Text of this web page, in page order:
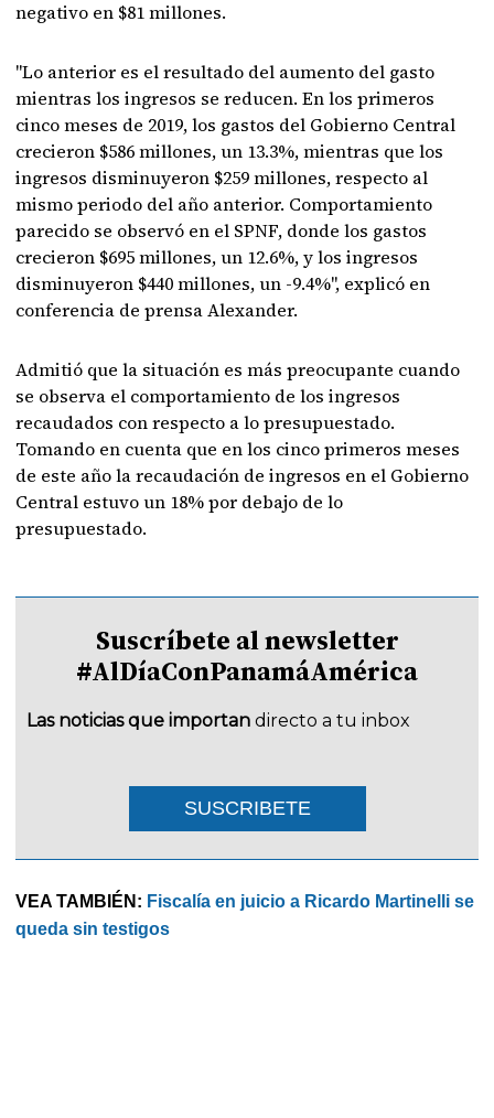
negativo en $81 millones.
"Lo anterior es el resultado del aumento del gasto
mientras los ingresos se reducen. En los primeros
cinco meses de 2019, los gastos del Gobierno Central
crecieron $586 millones, un 13.3%, mientras que los
ingresos disminuyeron $259 millones, respecto al
mismo periodo del año anterior. Comportamiento
parecido se observó en el SPNF, donde los gastos
crecieron $695 millones, un 12.6%, y los ingresos
disminuyeron $440 millones, un -9.4%", explicó en
conferencia de prensa Alexander.
Admitió que la situación es más preocupante cuando
se observa el comportamiento de los ingresos
recaudados con respecto a lo presupuestado.
Tomando en cuenta que en los cinco primeros meses
de este año la recaudación de ingresos en el Gobierno
Central estuvo un 18% por debajo de lo
presupuestado.
Suscríbete al newsletter
#AlDíaConPanamáAmérica
Las noticias que importan directo a tu inbox
SUSCRIBETE
VEA TAMBIÉN: Fiscalía en juicio a Ricardo Martinelli se
queda sin testigos